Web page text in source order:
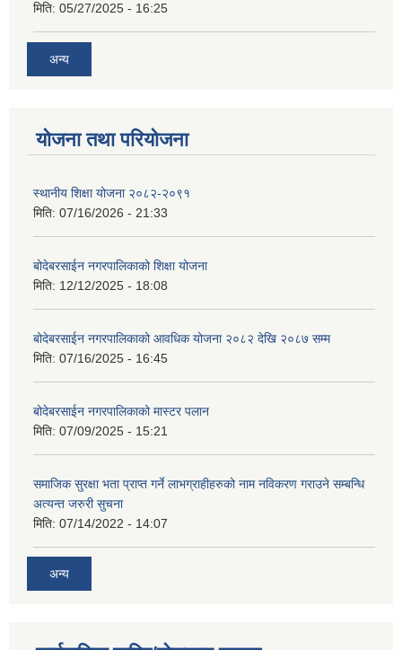
मिति: 05/27/2025 - 16:25
अन्य
योजना तथा परियोजना
स्थानीय शिक्षा योजना २०८२-२०९१
मिति: 07/16/2026 - 21:33
बोदेबरसाईन नगरपालिकाको शिक्षा योजना
मिति: 12/12/2025 - 18:08
बोदेबरसाईन नगरपालिकाको आवधिक योजना २०८२ देखि २०८७ सम्म
मिति: 07/16/2025 - 16:45
बोदेबरसाईन नगरपालिकाको मास्टर पलान
मिति: 07/09/2025 - 15:21
समाजिक सुरक्षा भता प्राप्त गर्ने लाभग्राहीहरुको नाम नविकरण गराउने सम्बन्धि
अत्यन्त जरुरी सुचना
मिति: 07/14/2022 - 14:07
अन्य